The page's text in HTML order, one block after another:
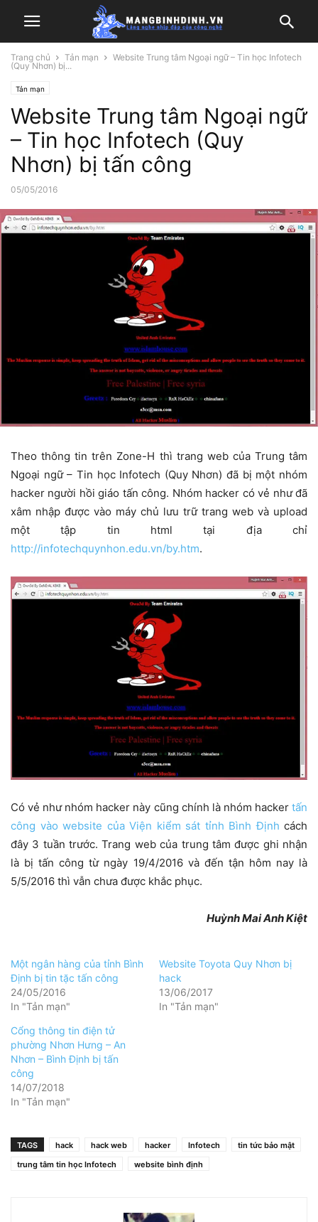
Trang chủ Tản mạn
Website Trung tâm Ngoại ngữ – Tin học Infotech
(Quy Nhơn) bị...
Tản mạn
Website Trung tâm Ngoại ngữ
– Tin học Infotech (Quy
Nhơn) bị tấn công
05/05/2016
Theo thông tin trên Zone-H thì trang web của Trung tâm
Ngoại ngữ – Tin học Infotech (Quy Nhơn) đã bị một nhóm
hacker người hồi giáo tấn công. Nhóm hacker có vẻ như đã
xâm nhập được vào máy chủ lưu trữ trang web và upload
một tập tin html tại địa chỉ
http://infotechquynhon.edu.vn/by.htm.
Có vẻ như nhóm hacker này cũng chính là nhóm hacker tấn
công vào website của Viện kiểm sát tỉnh Bình Định cách
đây 3 tuần trước. Trang web của trung tâm được ghi nhận
là bị tấn công từ ngày 19/4/2016 và đến tận hôm nay là
5/5/2016 thì vẫn chưa được khắc phục.
Huỳnh Mai Anh Kiệt
Một ngân hàng của tỉnh Bình
Định bị tin tặc tấn công
24/05/2016
In "Tản mạn"
Website Toyota Quy Nhơn bị
hack
13/06/2017
In "Tản mạn"
Cổng thông tin điện tử
phường Nhơn Hưng – An
Nhơn – Bình Định bị tấn
công
14/07/2018
In "Tản mạn"
TAGS hack hack web hacker Infotech
tin tức bảo mật
trung tâm tin học Infotech
website bình định